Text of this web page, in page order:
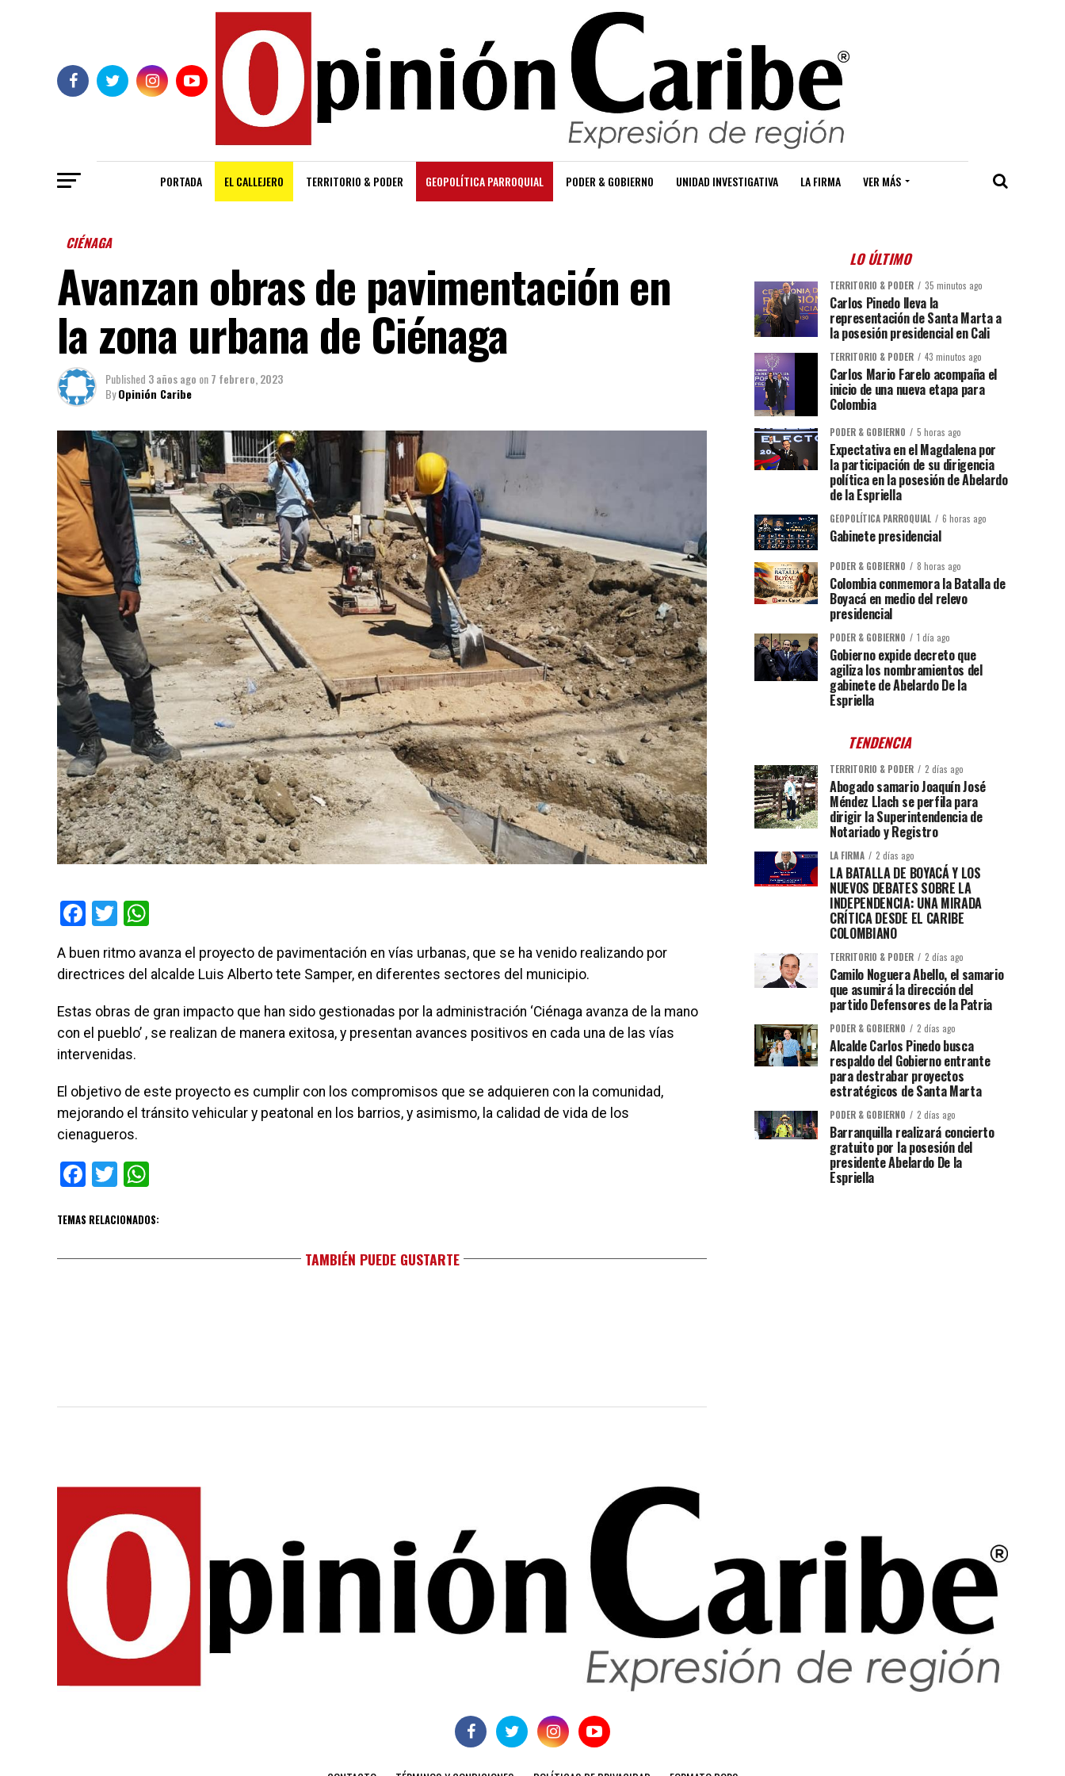
PORTADA EL CALLEJERO TERRITORIO & PODER GEOPOLÍTICA PARROQUIAL PODER & GOBIERNO UNIDAD INVESTIGATIVA LA FIRMA VER MÁS
CIÉNAGA
Avanzan obras de pavimentación en
la zona urbana de Ciénaga
Published 3 años ago on7 febrero, 2023
ByOpinión Caribe
Facebook
Twitter
A buen ritmo avanza el proyecto de pavimentación en vías urbanas, que se ha venido realizando por
directrices del alcalde Luis Alberto tete Samper, en diferentes sectores del municipio.
Estas obras de gran impacto que han sido gestionadas por la administración ‘Ciénaga avanza de la mano
con el pueblo’ , se realizan de manera exitosa, y presentan avances positivos en cada una de las vías
intervenidas.
El objetivo de este proyecto es cumplir con los compromisos que se adquieren con la comunidad,
mejorando el tránsito vehicular y peatonal en los barrios, y asimismo, la calidad de vida de los
cienagueros.
Facebook
Twitter
TEMAS RELACIONADOS:
TAMBIÉN PUEDE GUSTARTE
LO ÚLTIMO
TERRITORIO & PODER 35 minutos ago
Carlos Pinedo lleva la
representación de Santa Marta a
la posesión presidencial en Cali
TERRITORIO & PODER 43 minutos ago
Carlos Mario Farelo acompaña el
inicio de una nueva etapa para
Colombia
PODER & GOBIERNO 5 horas ago
Expectativa en el Magdalena por
la participación de su dirigencia
política en la posesión de Abelardo
de la Espriella
GEOPOLÍTICA PARROQUIAL 6 horas ago
Gabinete presidencial
PODER & GOBIERNO 8 horas ago
Colombia conmemora la Batalla de
Boyacá en medio del relevo
presidencial
PODER & GOBIERNO 1 día ago
Gobierno expide decreto que
agiliza los nombramientos del
gabinete de Abelardo De la
Espriella
TENDENCIA
TERRITORIO & PODER 2 días ago
Abogado samario Joaquín José
Méndez Llach se perfila para
dirigir la Superintendencia de
Notariado y Registro
LA FIRMA 2 días ago
LA BATALLA DE BOYACÁ Y LOS
NUEVOS DEBATES SOBRE LA
INDEPENDENCIA: UNA MIRADA
CRÍTICA DESDE EL CARIBE
COLOMBIANO
TERRITORIO & PODER 2 días ago
Camilo Noguera Abello, el samario
que asumirá la dirección del
partido Defensores de la Patria
PODER & GOBIERNO 2 días ago
Alcalde Carlos Pinedo busca
respaldo del Gobierno entrante
para destrabar proyectos
estratégicos de Santa Marta
PODER & GOBIERNO 2 días ago
Barranquilla realizará concierto
gratuito por la posesión del
presidente Abelardo De la
Espriella